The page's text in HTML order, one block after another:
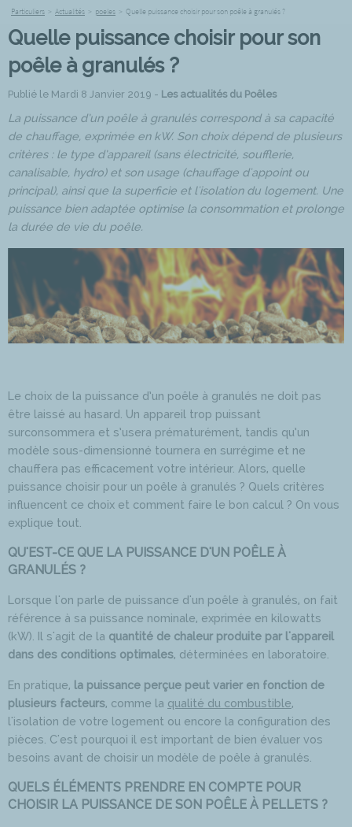
Particuliers > Actualités > poeles > Quelle puissance choisir pour son poêle à granulés ?
Quelle puissance choisir pour son
poêle à granulés ?
Publié le Mardi 8 Janvier 2019 - Les actualités du Poêles
La puissance d’un poêle à granulés correspond à sa capacité
de chauffage, exprimée en kW. Son choix dépend de plusieurs
critères : le type d’appareil (sans électricité, soufflerie,
canalisable, hydro) et son usage (chauffage d'appoint ou
principal), ainsi que la superficie et l'isolation du logement. Une
puissance bien adaptée optimise la consommation et prolonge
la durée de vie du poêle.
Le choix de la puissance d’un poêle à granulés ne doit pas
être laissé au hasard. Un appareil trop puissant
surconsommera et s’usera prématurément, tandis qu’un
modèle sous-dimensionné tournera en surrégime et ne
chauffera pas efficacement votre intérieur. Alors, quelle
puissance choisir pour un poêle à granulés ? Quels critères
influencent ce choix et comment faire le bon calcul ? On vous
explique tout.
QU'EST-CE QUE LA PUISSANCE D'UN POÊLE À
GRANULÉS ?
Lorsque l'on parle de puissance d'un poêle à granulés, on fait
référence à sa puissance nominale, exprimée en kilowatts
(kW). Il s'agit de la quantité de chaleur produite par l'appareil
dans des conditions optimales, déterminées en laboratoire.
En pratique, la puissance perçue peut varier en fonction de
plusieurs facteurs, comme la qualité du combustible,
l'isolation de votre logement ou encore la configuration des
pièces. C'est pourquoi il est important de bien évaluer vos
besoins avant de choisir un modèle de poêle à granulés.
QUELS ÉLÉMENTS PRENDRE EN COMPTE POUR
CHOISIR LA PUISSANCE DE SON POÊLE À PELLETS ?